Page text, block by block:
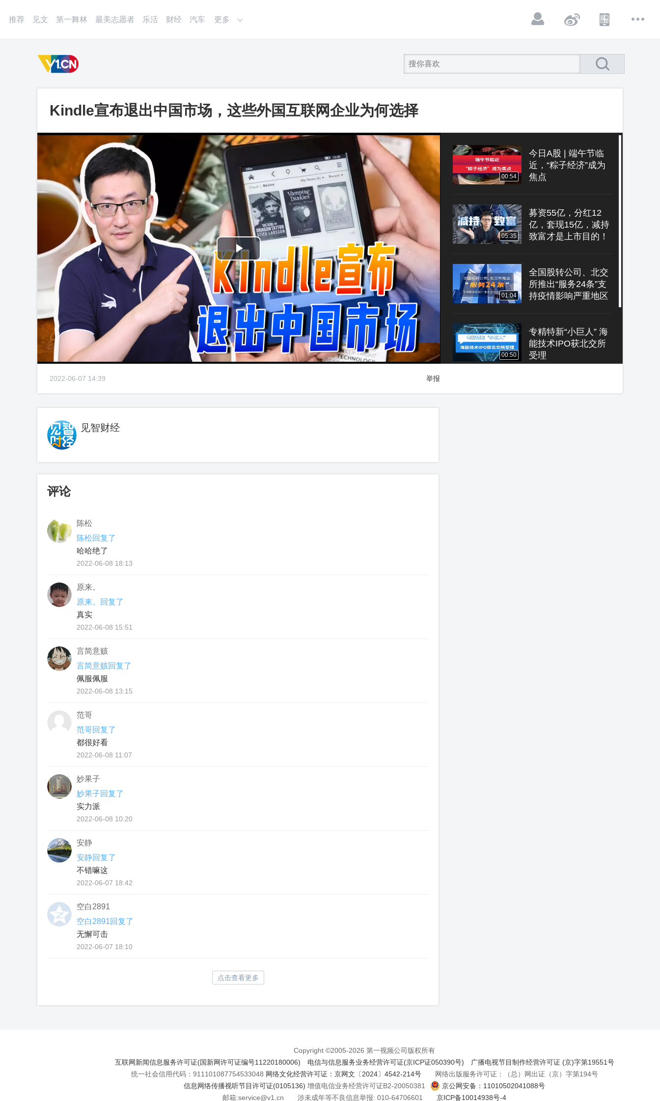
推荐 见文 第一舞林 最美志愿者 乐活 财经 汽车 更多
Kindle宣布退出中国市场，这些外国互联网企业为何选择
离开中国？_第一视频
Play
Video
00:54
今日A股 | 端午节临
近，“粽子经济”成为
焦点
05:35
募资55亿，分红12
亿，套现15亿，减持
致富才是上市目的！
水晶光电
01:04
全国股转公司、北交
所推出“服务24条”支
持疫情影响严重地区
00:50
专精特新“小巨人” 海
能技术IPO获北交所
受理
今日A股 | 星环科
2022-06-07 14:39 举报
见智财经
评论
陈松
陈松回复了
哈哈绝了
2022-06-08 18:13
原来。
原来。回复了
真实
2022-06-08 15:51
言简意赅
言简意赅回复了
佩服佩服
2022-06-08 13:15
范哥
范哥回复了
都很好看
2022-06-08 11:07
妙果子
妙果子回复了
实力派
2022-06-08 10:20
安静
安静回复了
不错嘛这
2022-06-07 18:42
空白2891
空白2891回复了
无懈可击
2022-06-07 18:10
点击查看更多
Copyright ©2005-2026 第一视频公司版权所有
互联网新闻信息服务许可证(国新网许可证编号11220180006)
电信与信息服务业务经营许可证(京ICP证050390号)
广播电视节目制作经营许可证 (京)字第19551号
统一社会信用代码：911101087754533048 网络文化经营许可证：京网文〔2024〕4542-214号网络出版服务许可证：（总）网出证（京）字第194号
信息网络传播视听节目许可证(0105136) 增值电信业务经营许可证B2-20050381
京公网安备：11010502041088号
邮箱:service@v1.cn 涉未成年等不良信息举报: 010-64706601 京ICP备10014938号-4